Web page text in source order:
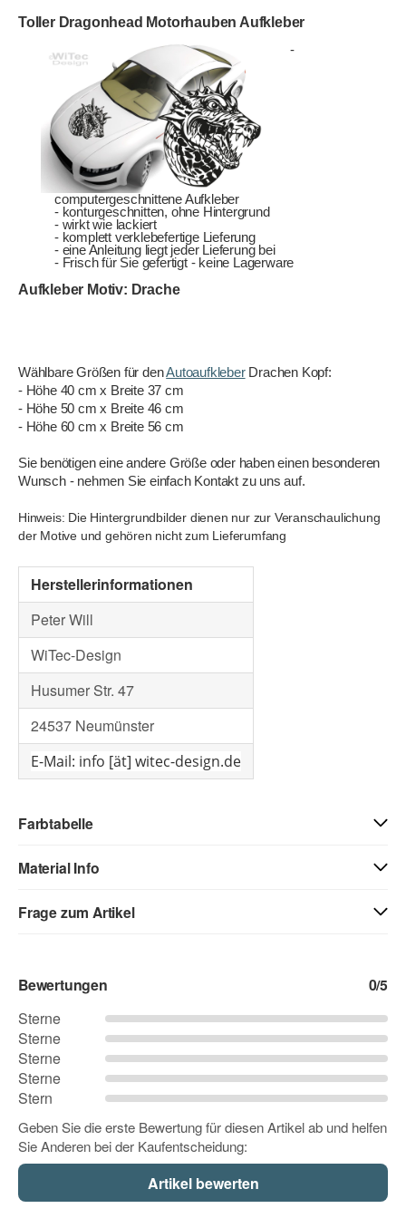
Toller Dragonhead Motorhauben Aufkleber
-
computergeschnittene Aufkleber
- konturgeschnitten, ohne Hintergrund
- wirkt wie lackiert
- komplett verklebefertige Lieferung
- eine Anleitung liegt jeder Lieferung bei
- Frisch für Sie gefertigt - keine Lagerware
Aufkleber Motiv: Drache
Wählbare Größen für denAutoaufkleberDrachen Kopf:
- Höhe 40 cm x Breite 37 cm
- Höhe 50 cm x Breite 46 cm
- Höhe 60 cm x Breite 56 cm
Sie benötigen eine andere Größe oder haben einen besonderen
Wunsch - nehmen Sie einfach Kontakt zu uns auf.
Hinweis: Die Hintergrundbilder dienen nur zur Veranschaulichung
der Motive und gehören nicht zum Lieferumfang
Herstellerinformationen
Peter Will
WiTec-Design
Husumer Str. 47
24537 Neumünster
E-Mail: info [ät] witec-design.de
Farbtabelle
06 - orange 07 - hellrot 08 - rot
10 - pink 12 - flieder
Material Info
Frage zum Artikel
Vorname
Nachname
Firma
Bewertungen 0/5
Sterne
Sterne
Sterne
Sterne
Stern
Geben Sie die erste Bewertung für diesen Artikel ab und helfen
Sie Anderen bei der Kaufentscheidung: